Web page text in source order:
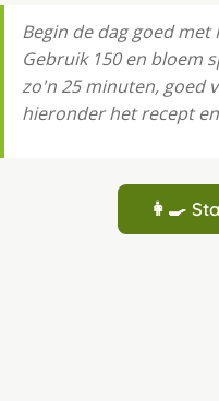
Begin de dag goed met
Gebruik 150 en bloem
zo'n 25 minuten, goed
hieronder het recept
👩‍🍳